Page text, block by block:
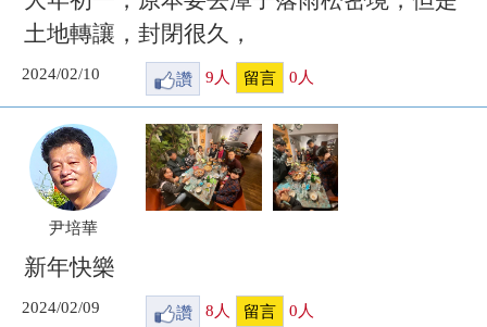
土地轉讓，封閉很久，
2024/02/10 讚 9 人 留言 0 人
尹培華
新年快樂
2024/02/09 讚 8 人 留言 0 人